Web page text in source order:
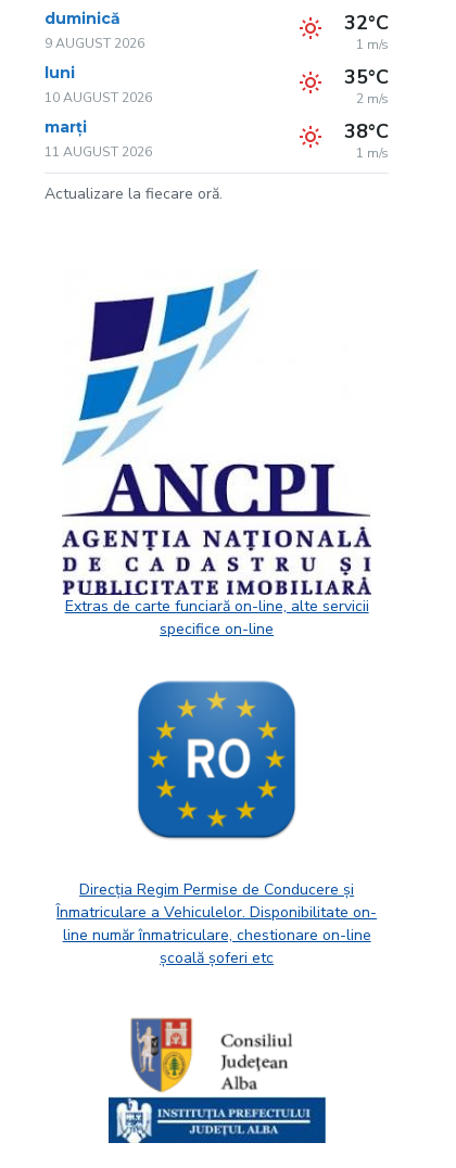
duminică
9 AUGUST 2026
32°C
1 m/s
luni
10 AUGUST 2026
35°C
2 m/s
marți
11 AUGUST 2026
38°C
1 m/s
Actualizare la fiecare oră.
Extras de carte funciară on-line, alte servicii
specifice on-line
Direcția Regim Permise de Conducere și
Înmatriculare a Vehiculelor. Disponibilitate on-
line număr înmatriculare, chestionare on-line
școală șoferi etc